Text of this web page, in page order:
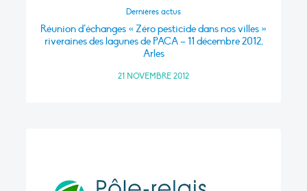
Dernières actus
Réunion d’échanges « Zéro pesticide dans nos villes »
riveraines des lagunes de PACA – 11 décembre 2012,
Arles
21 NOVEMBRE 2012